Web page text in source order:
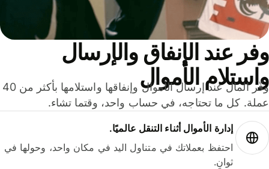
عند الإنفاق والإرسال
الأموال
وفّر المال عند إرسال الأموال وإنفاقها واستلامها بأكثر من 40
كل ما تحتاجه، في حساب واحد، وقتما تشاء.
إدارة الأموال أثناء التنقل عالميًا.
احتفظ بعملاتك في متناول اليد في مكان واحد، وحولها في
ثوانٍ.